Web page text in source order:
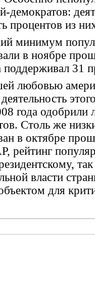
демократов:
процентов из
минимум
в ноябре
поддерживал 31
любовью
года одобрили
Столь же
в октябре
рейтинг
власти
для